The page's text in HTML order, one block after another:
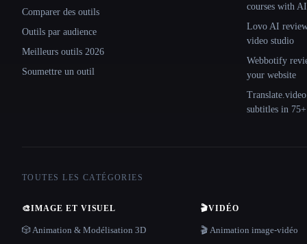
Comparer des outils
Outils par audience
Meilleurs outils 2026
Soumettre un outil
courses with AI
Lovo AI
video studio
Webbotify
your website
subtitles in 75+
TOUTES LES CATÉGORIES
🎨IMAGE ET VISUEL
🎲 Animation & Modélisation 3D
🎬VIDÉO
🎬 Animation image-vidéo